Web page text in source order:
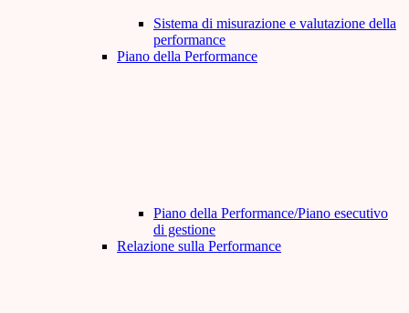
Sistema di misurazione e valutazione della
performance
Piano della Performance
Piano della Performance/Piano esecutivo
di gestione
Relazione sulla Performance